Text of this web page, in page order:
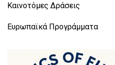
Καινοτόμες Δράσεις
Ευρωπαϊκά Προγράμματα